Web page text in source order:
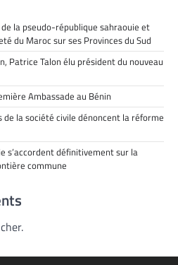
la pseudo-république sahraouie et
du Maroc sur ses Provinces du Sud
Patrice Talon élu président du nouveau
Ambassade au Bénin
de la société civile dénoncent la réforme
s’accordent définitivement sur la
commune